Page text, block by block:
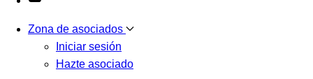
Zona de asociados
Iniciar sesión
Hazte asociado